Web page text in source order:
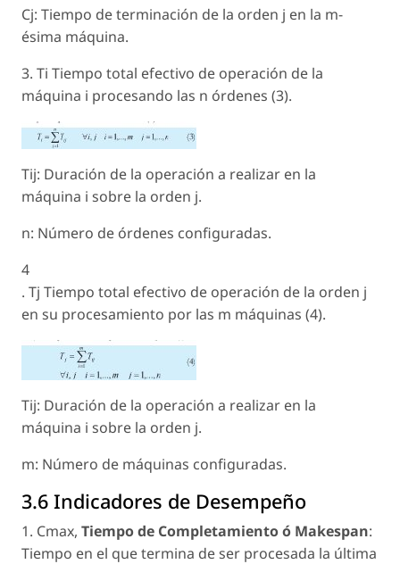
Cj: Tiempo de terminación de la orden j en la m-
ésima máquina.
3. Ti Tiempo total efectivo de operación de la
máquina i procesando las n órdenes (3).
Tij: Duración de la operación a realizar en la
máquina i sobre la orden j.
n: Número de órdenes configuradas.
4
. Tj Tiempo total efectivo de operación de la orden j
en su procesamiento por las m máquinas (4).
Tij: Duración de la operación a realizar en la
máquina i sobre la orden j.
m: Número de máquinas configuradas.
3.6 Indicadores de Desempeño
1. Cmax, Tiempo de Completamiento ó Makespan:
Tiempo en el que termina de ser procesada la última